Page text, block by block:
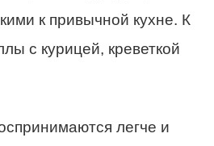
к привычной кухне. К
с курицей, креветкой
легче и